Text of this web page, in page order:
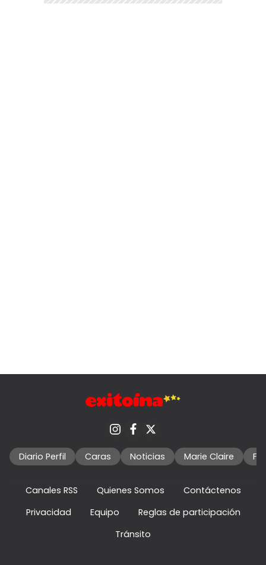
Diario Perfil Caras Noticias Marie Claire
Canales RSS Quienes Somos
Contáctenos
Privacidad
Equipo
Reglas de participación
Tránsito